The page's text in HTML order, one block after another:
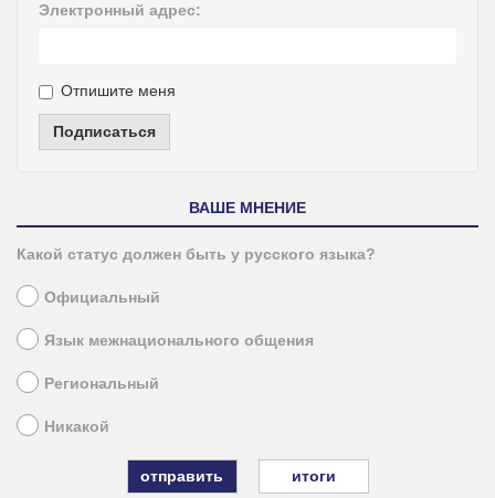
Электронный адрес:
Отпишите меня
Подписаться
ВАШЕ МНЕНИЕ
Какой статус должен быть у русского языка?
Официальный
Язык межнационального общения
Региональный
Никакой
итоги